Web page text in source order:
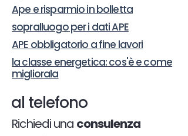
Ape e risparmio in bolletta
sopralluogo per i dati APE
APE obbligatorio a fine lavori
la classe energetica: cos'è e come
migliorala
al telefono
Richiedi una consulenza